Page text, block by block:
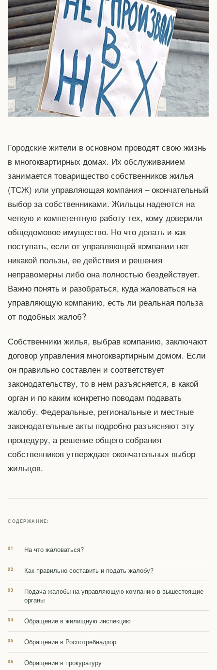
Городские жители в основном проводят свою жизнь
в многоквартирных домах. Их обслуживанием
занимается товарищество собственников жилья
(ТСЖ) или управляющая компания – окончательный
выбор за собственниками. Жильцы надеются на
четкую и компетентную работу тех, кому доверили
общедомовое имущество. Но что делать и как
поступать, если от управляющей компании нет
никакой пользы, ее действия и решения
неправомерны либо она полностью бездействует.
Важно понять и разобраться, куда жаловаться на
управляющую компанию, есть ли реальная польза
от подобных жалоб?
Собственники жилья, выбрав компанию, заключают
договор управления многоквартирным домом. Если
он правильно составлен и соответствует
законодательству, то в нем разъясняется, в какой
орган и по каким конкретно поводам подавать
жалобу. Федеральные, региональные и местные
законодательные акты подробно разъясняют эту
процедуру, а решение общего собрания
собственников утверждает окончательных выбор
жильцов.
СОДЕРЖАНИЕ:
На что жаловаться?
Как правильно составить и подать жалобу?
Подача жалобы на управляющую компанию в вышестоящие
органы
Обращение в жилищную инспекцию
Обращение в Роспотребнадзор
Обращение в прокуратуру